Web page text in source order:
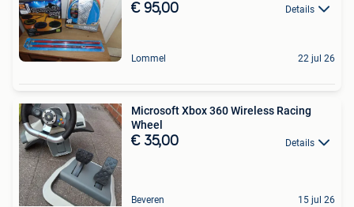
€ 95,00 Details
Lommel 22 jul 26
Microsoft Xbox 360 Wireless Racing
Wheel
€ 35,00 Details
Beveren 15 jul 26